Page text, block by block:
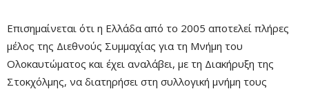
Επισημαίνεται ότι η Ελλάδα από το 2005 αποτελεί πλήρες
μέλος της Διεθνούς Συμμαχίας για τη Μνήμη του
Ολοκαυτώματος και έχει αναλάβει, με τη Διακήρυξη της
Στοκχόλμης, να διατηρήσει στη συλλογική μνήμη τους